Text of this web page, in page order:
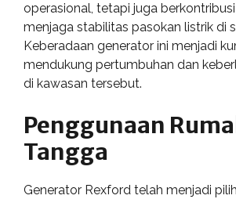
operasional, tetapi juga
menjaga stabilitas pasokan listrik di
Keberadaan generator ini menjadi
mendukung pertumbuhan dan
di kawasan tersebut.
Penggunaan
Tangga
Generator Rexford telah menjadi